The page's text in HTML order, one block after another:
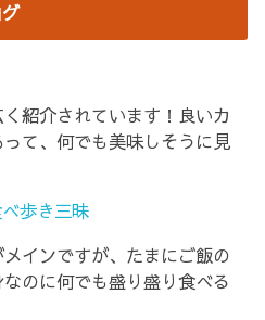
紹介されています！良いカ
て、何でも美味しそうに見
歩き三昧
インですが、たまにご飯の
のに何でも盛り盛り食べる